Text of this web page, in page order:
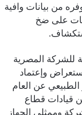
من بيانات وافية
على ضخ
للشركة المصرية
وإعتماد
الطبيعي عن العام
عدد من قيادات قطاع
وممثلي الجهاز